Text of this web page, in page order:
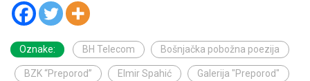
Oznake: BH Telecom Bošnjačka pobožna poezija
BZK “Preporod” Elmir Spahić Galerija "Preporod"